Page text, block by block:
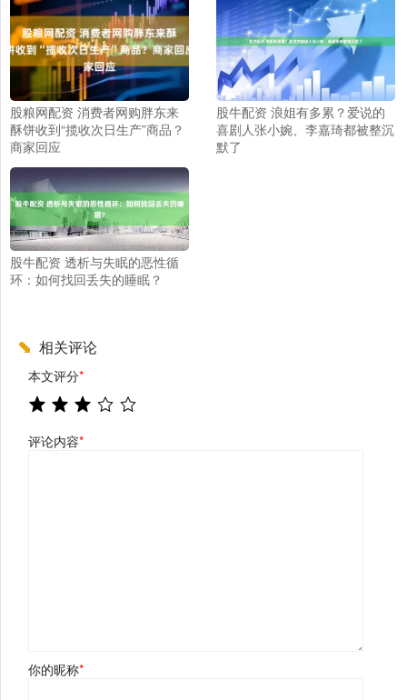
股粮网配资 消费者网购胖东来
酥饼收到“揽收次日生产”商品？
商家回应
股牛配资 浪姐有多累？爱说的
喜剧人张小婉、李嘉琦都被整沉
默了
股牛配资 透析与失眠的恶性循
环：如何找回丢失的睡眠？
相关评论
本文评分*
评论内容*
你的昵称*